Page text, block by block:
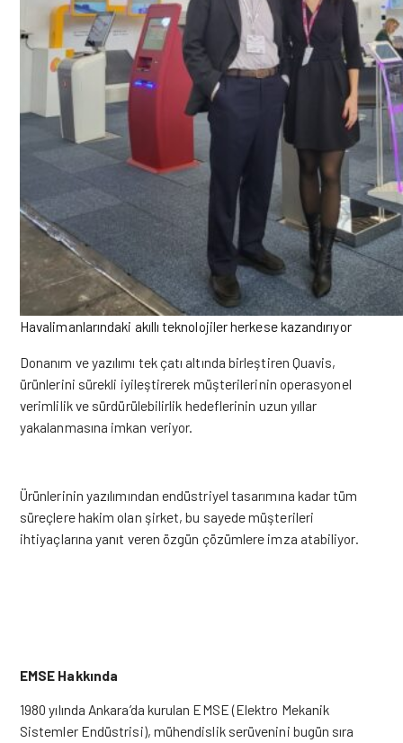
Havalimanlarındaki akıllı teknolojiler herkese kazandırıyor
Donanım ve yazılımı tek çatı altında birleştiren Quavis,
ürünlerini sürekli iyileştirerek müşterilerinin operasyonel
verimlilik ve sürdürülebilirlik hedeflerinin uzun yıllar
yakalanmasına imkan veriyor.
Ürünlerinin yazılımından endüstriyel tasarımına kadar tüm
süreçlere hakim olan şirket, bu sayede müşterileri
ihtiyaçlarına yanıt veren özgün çözümlere imza atabiliyor.
EMSE Hakkında
1980 yılında Ankara’da kurulan EMSE (Elektro Mekanik
Sistemler Endüstrisi), mühendislik serüvenini bugün sıra